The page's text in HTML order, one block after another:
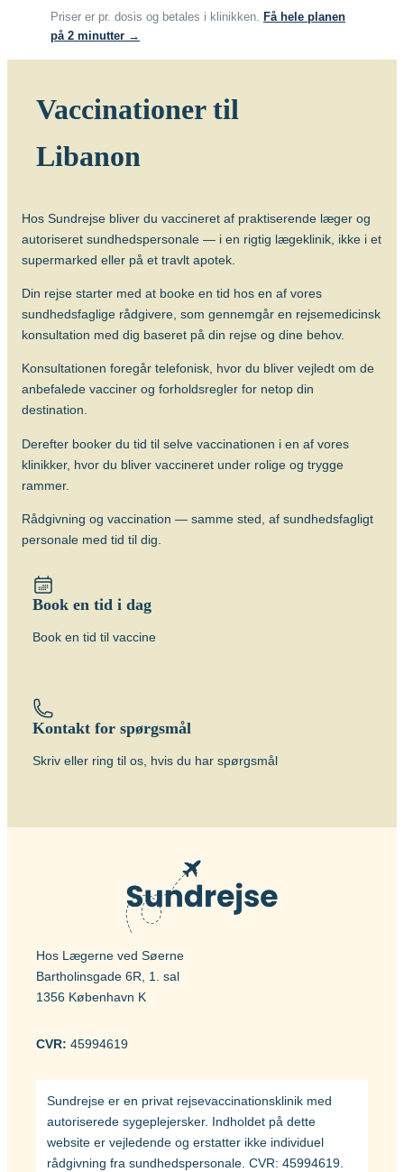
for rabies.
vaccination, også selv om man er
Om sygdommen
Vacciner
Rabiesvaccine (Rabipur)
Priser er pr. dosis og betales i klinikken. Få hele planen
på 2 minutter →
Vaccinationer til
Libanon
Hos Sundrejse bliver du vaccineret af praktiserende læger og
autoriseret sundhedspersonale — i en rigtig lægeklinik, ikke i et
supermarked eller på et travlt apotek.
Din rejse starter med at booke en tid hos en af vores
sundhedsfaglige rådgivere, som gennemgår en rejsemedicinsk
konsultation med dig baseret på din rejse og dine behov.
Konsultationen foregår telefonisk, hvor du bliver vejledt om de
anbefalede vacciner og forholdsregler for netop din
destination.
Derefter booker du tid til selve vaccinationen i en af vores
klinikker, hvor du bliver vaccineret under rolige og trygge
rammer.
Rådgivning og vaccination — samme sted, af sundhedsfagligt
personale med tid til dig.
Book en tid i dag
Book en tid til vaccine
Kontakt for spørgsmål
Skriv eller ring til os, hvis du har spørgsmål
Hos Lægerne ved Søerne
Bartholinsgade 6R, 1. sal
1356 København K
CVR: 45994619
Sundrejse er en privat rejsevaccinationsklinik med
autoriserede sygeplejersker. Indholdet på dette
website er vejledende og erstatter ikke individuel
rådgivning fra sundhedspersonale. CVR: 45994619.